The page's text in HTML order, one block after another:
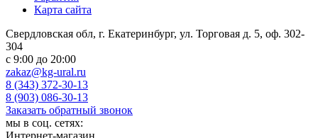
Карта сайта
Свердловская обл, г. Екатеринбург, ул. Торговая д. 5, оф. 302-
304
c 9:00 до 20:00
zakaz@kg-ural.ru
8 (343) 372-30-13
8 (903) 086-30-13
Заказать обратный звонок
мы в соц. сетях:
Интернет-магазин